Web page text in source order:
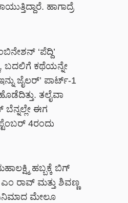
ಹಾಗಾದ್ರೆ
‘ಪೆದ್ದಿ’
ಬದಲಿಗೆ ಕಥೆಯನ್ನೇ
ಜೈಲರ್’ ಪಾರ್ಟ್-1
ತಲೈವಾ
ಈಗ
4ರಂದು
ಹಬ್ಬಕ್ಕೆ ಬಿಗ್
ರಾವ್ ಮತ್ತು ಶಿವಣ್ಣ
ಮೇಲೂ